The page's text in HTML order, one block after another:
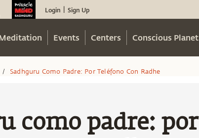
Login Sign Up
Events Centers Conscious Planet
/ Sadhguru Como Padre: Por Teléfono Con Radhe
como padre: